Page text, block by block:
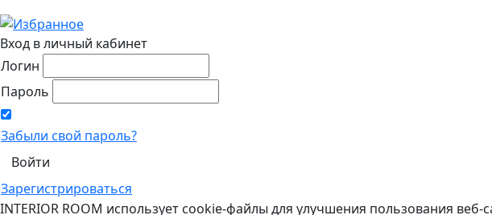
Вход в личный кабинет
Логин
Пароль
Забыли свой пароль?
Зарегистрироваться
INTERIOR ROOM использует cookie-файлы для улучшения пользования